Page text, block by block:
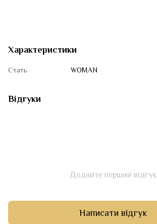
Характеристики
Стать WOMAN
Відгуки
Додайте перший відгук
Написати відгук